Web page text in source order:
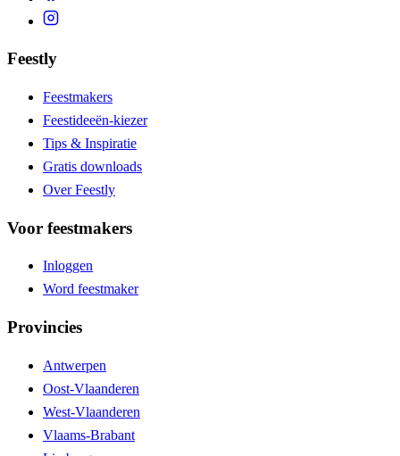
Feestly
Feestmakers
Feestideeën-kiezer
Tips & Inspiratie
Gratis downloads
Over Feestly
Voor feestmakers
Inloggen
Word feestmaker
Provincies
Antwerpen
Oost-Vlaanderen
West-Vlaanderen
Vlaams-Brabant